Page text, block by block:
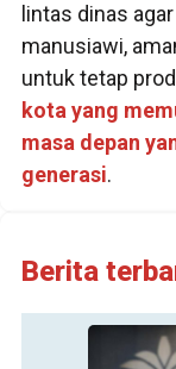
lintas dinas agar
manusiawi,
untuk tetap
kota yang
masa depan
generasi.
Berita